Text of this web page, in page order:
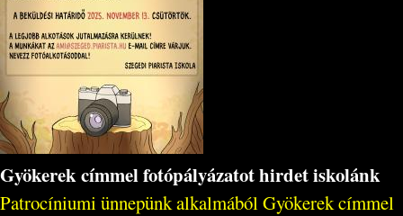
Gyökerek címmel fotópályázatot hirdet iskolánk
Patrocíniumi ünnepünk alkalmából Gyökerek címmel